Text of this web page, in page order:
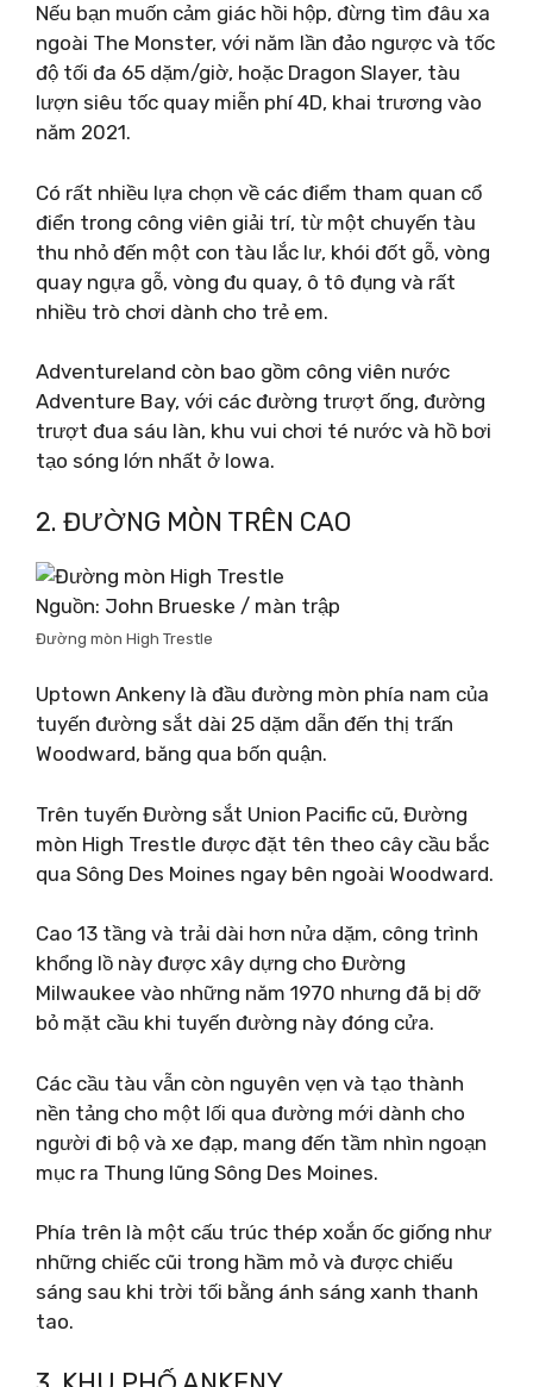
Nếu bạn muốn cảm giác hồi hộp, đừng tìm đâu xa
ngoài The Monster, với năm lần đảo ngược và tốc
độ tối đa 65 dặm/giờ, hoặc Dragon Slayer, tàu
lượn siêu tốc quay miễn phí 4D, khai trương vào
năm 2021.
Có rất nhiều lựa chọn về các điểm tham quan cổ
điển trong công viên giải trí, từ một chuyến tàu
thu nhỏ đến một con tàu lắc lư, khói đốt gỗ, vòng
quay ngựa gỗ, vòng đu quay, ô tô đụng và rất
nhiều trò chơi dành cho trẻ em.
Adventureland còn bao gồm công viên nước
Adventure Bay, với các đường trượt ống, đường
trượt đua sáu làn, khu vui chơi té nước và hồ bơi
tạo sóng lớn nhất ở Iowa.
2. ĐƯỜNG MÒN TRÊN CAO
Nguồn: John Brueske / màn trập
Đường mòn High Trestle
Uptown Ankeny là đầu đường mòn phía nam của
tuyến đường sắt dài 25 dặm dẫn đến thị trấn
Woodward, băng qua bốn quận.
Trên tuyến Đường sắt Union Pacific cũ, Đường
mòn High Trestle được đặt tên theo cây cầu bắc
qua Sông Des Moines ngay bên ngoài Woodward.
Cao 13 tầng và trải dài hơn nửa dặm, công trình
khổng lồ này được xây dựng cho Đường
Milwaukee vào những năm 1970 nhưng đã bị dỡ
bỏ mặt cầu khi tuyến đường này đóng cửa.
Các cầu tàu vẫn còn nguyên vẹn và tạo thành
nền tảng cho một lối qua đường mới dành cho
người đi bộ và xe đạp, mang đến tầm nhìn ngoạn
mục ra Thung lũng Sông Des Moines.
Phía trên là một cấu trúc thép xoắn ốc giống như
những chiếc cũi trong hầm mỏ và được chiếu
sáng sau khi trời tối bằng ánh sáng xanh thanh
tao.